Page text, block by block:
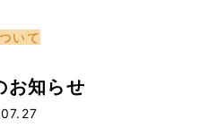
いて
お知らせ